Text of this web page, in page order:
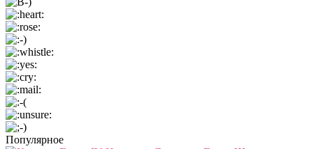
Популярное